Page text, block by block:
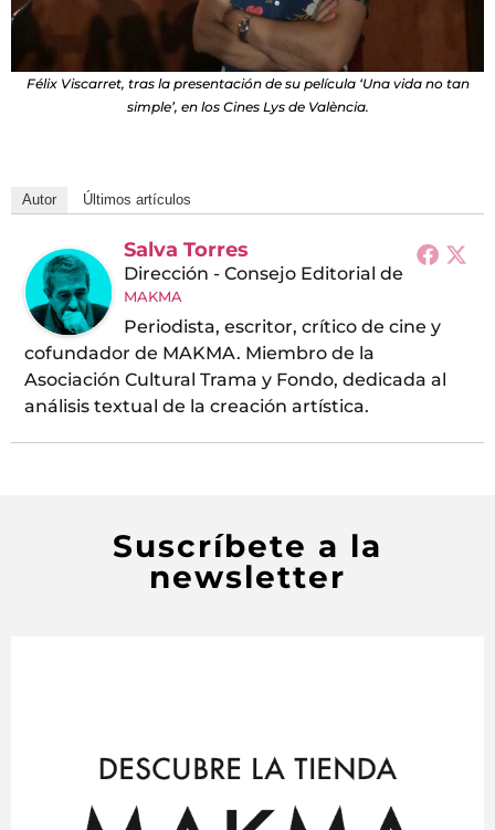
Félix Viscarret, tras la presentación de su película ‘Una vida no tan
simple’, en los Cines Lys de València.
Autor Últimos artículos
Salva Torres
Dirección - Consejo Editorial de
MAKMA
Periodista, escritor, crítico de cine y
cofundador de MAKMA. Miembro de la
Asociación Cultural Trama y Fondo, dedicada al
análisis textual de la creación artística.
Suscríbete a la
newsletter